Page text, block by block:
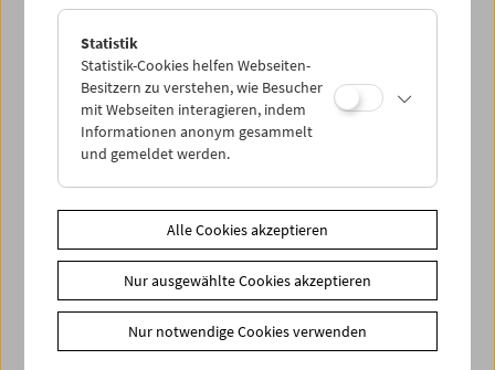
PROGRAMM ÜBERBLICK
Share on
Statistik
Statistik-Cookies helfen Webseiten-
Besitzern zu verstehen, wie Besucher
mit Webseiten interagieren, indem
Informationen anonym gesammelt
und gemeldet werden.
Alle Cookies akzeptieren
Nur ausgewählte Cookies akzeptieren
Nur notwendige Cookies verwenden